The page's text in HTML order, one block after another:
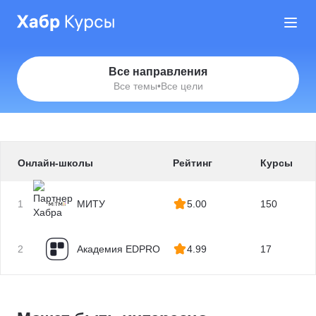
Все направления
Все темы•Все цели
Онлайн-школы Рейтинг Курсы
1 МИТУ 5.00 150
2 Академия EDPRO 4.99 17